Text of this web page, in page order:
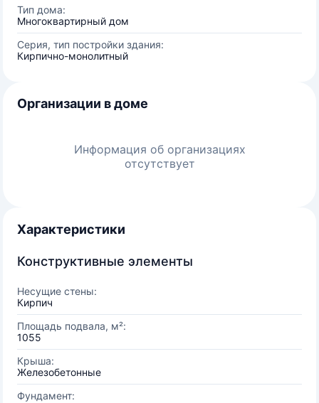
Тип дома:
Многоквартирный дом
Серия, тип постройки здания:
Кирпично-монолитный
Организации в доме
Информация об организациях
отсутствует
Характеристики
Конструктивные элементы
Несущие стены:
Кирпич
Площадь подвала, м²:
1055
Крыша:
Железобетонные
Фундамент: